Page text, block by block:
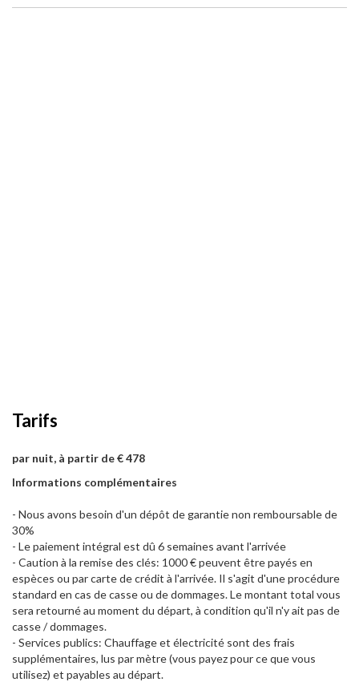
Tarifs
par nuit, à partir de € 478
Informations complémentaires
- Nous avons besoin d'un dépôt de garantie non remboursable de
30%
- Le paiement intégral est dû 6 semaines avant l'arrivée
- Caution à la remise des clés: 1000 € peuvent être payés en
espèces ou par carte de crédit à l'arrivée. Il s'agit d'une procédure
standard en cas de casse ou de dommages. Le montant total vous
sera retourné au moment du départ, à condition qu'il n'y ait pas de
casse / dommages.
- Services publics: Chauffage et électricité sont des frais
supplémentaires, lus par mètre (vous payez pour ce que vous
utilisez) et payables au départ.